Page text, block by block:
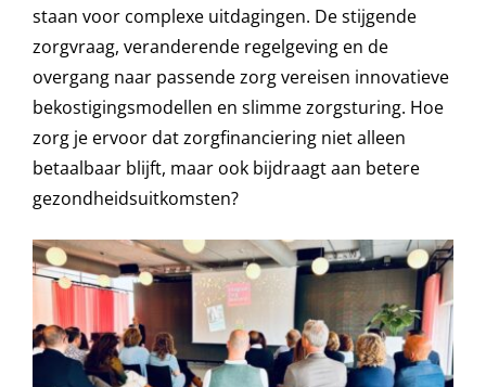
staan voor complexe uitdagingen. De stijgende
zorgvraag, veranderende regelgeving en de
overgang naar passende zorg vereisen innovatieve
bekostigingsmodellen en slimme zorgsturing. Hoe
zorg je ervoor dat zorgfinanciering niet alleen
betaalbaar blijft, maar ook bijdraagt aan betere
gezondheidsuitkomsten?